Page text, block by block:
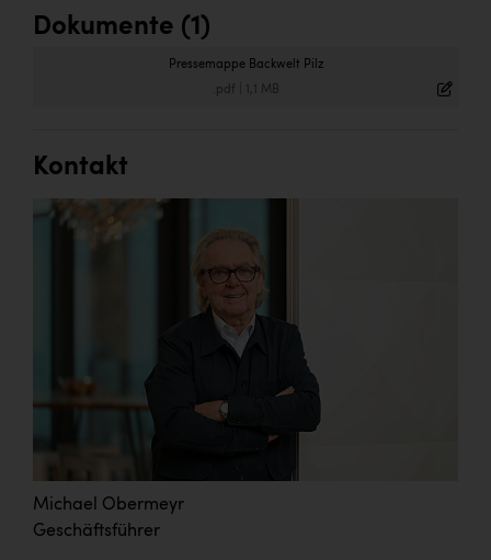
Dokumente (1)
Pressemappe Backwelt Pilz
.pdf 1,1 MB
Kontakt
Michael Obermeyr
Geschäftsführer